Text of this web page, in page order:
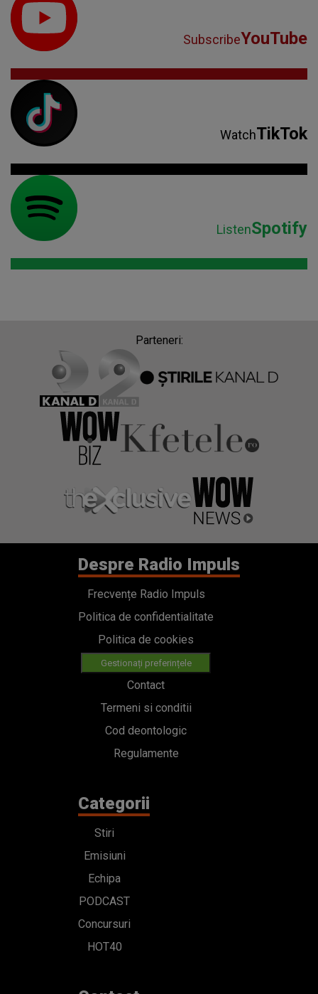
SubscribeYouTube
WatchTikTok
ListenSpotify
Parteneri:
Despre Radio Impuls
Frecvențe Radio Impuls
Politica de confidentialitate
Politica de cookies
Gestionați preferințele
Contact
Termeni si conditii
Cod deontologic
Regulamente
Categorii
Stiri
Emisiuni
Echipa
PODCAST
Concursuri
HOT40